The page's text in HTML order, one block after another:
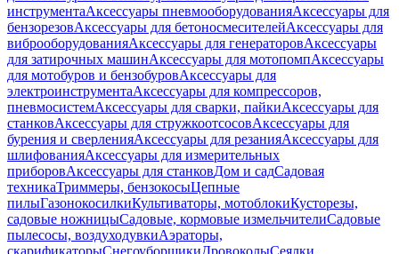
инструментаАксессуары пневмооборудованияАксессуары для
бензорезовАксессуары для бетоносмесителейАксессуары для
виброоборудованияАксессуары для генераторовАксессуары
для затирочных машинАксессуары для мотопомпАксессуары
для мотобуров и бензобуровАксессуары для
электроинструментаАксессуары для компрессоров,
пневмосистемАксессуары для сварки, пайкиАксессуары для
станковАксессуары для стружкоотсосовАксессуары для
бурения и сверленияАксессуары для резанияАксессуары для
шлифованияАксессуары для измерительных
приборовАксессуары для станковДом и садСадовая
техникаТриммеры, бензокосыЦепные
пилыГазонокосилкиКультиваторы, мотоблокиКусторезы,
садовые ножницыСадовые, кормовые измельчителиСадовые
пылесосы, воздуходувкиАэраторы,
скарификаторыСнегоуборщикиДровоколыСеялки,